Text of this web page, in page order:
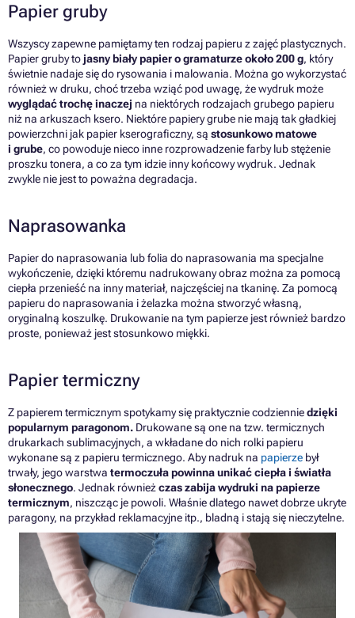
Papier gruby
Wszyscy zapewne pamiętamy ten rodzaj papieru z zajęć plastycznych.
Papier gruby tojasny biały papier o gramaturze około 200 g, który
świetnie nadaje się do rysowania i malowania. Można go wykorzystać
również w druku, choć trzeba wziąć pod uwagę, że wydruk może
wyglądać trochę inaczej na niektórych rodzajach grubego papieru
niż na arkuszach ksero. Niektóre papiery grube nie mają tak gładkiej
powierzchni jak papier kserograficzny, są stosunkowo matowe
i grube, co powoduje nieco inne rozprowadzenie farby lub stężenie
proszku tonera, a co za tym idzie inny końcowy wydruk. Jednak
zwykle nie jest to poważna degradacja.
Naprasowanka
Papier do naprasowania lub folia do naprasowania ma specjalne
wykończenie, dzięki któremu nadrukowany obraz można za pomocą
ciepła przenieść na inny materiał, najczęściej na tkaninę. Za pomocą
papieru do naprasowania i żelazka można stworzyć własną,
oryginalną koszulkę. Drukowanie na tym papierze jest również bardzo
proste, ponieważ jest stosunkowo miękki.
Papier termiczny
Z papierem termicznym spotykamy się praktycznie codzienniedzięki
popularnym paragonom. Drukowane są one na tzw. termicznych
drukarkach sublimacyjnych, a wkładane do nich rolki papieru
wykonane są z papieru termicznego. Aby nadruk na papierze był
trwały, jego warstwa termoczuła powinna unikać ciepła i światła
słonecznego. Jednak równieżczas zabija wydruki na papierze
termicznym, niszcząc je powoli. Właśnie dlatego nawet dobrze ukryte
paragony, na przykład reklamacyjne itp., bladną i stają się nieczytelne.